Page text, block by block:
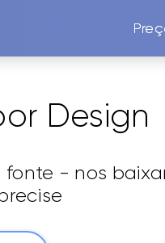
Design
fonte - nos